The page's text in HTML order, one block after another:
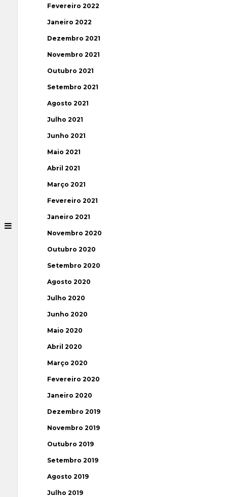
Fevereiro 2022
Janeiro 2022
Dezembro 2021
Novembro 2021
Outubro 2021
Setembro 2021
Agosto 2021
Julho 2021
Junho 2021
Maio 2021
Abril 2021
Março 2021
Fevereiro 2021
Janeiro 2021
Novembro 2020
Outubro 2020
Setembro 2020
Agosto 2020
Julho 2020
Junho 2020
Maio 2020
Abril 2020
Março 2020
Fevereiro 2020
Janeiro 2020
Dezembro 2019
Novembro 2019
Outubro 2019
Setembro 2019
Agosto 2019
Julho 2019